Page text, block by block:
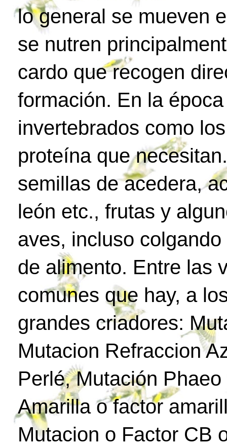
lo general se mueven
se nutren
cardo que recogen
formación. En la
invertebrados como
proteína que
semillas de acedera,
león etc., frutas y
aves, incluso
de alimento. Entre las
comunes que hay, a
grandes criadores:
Mutacion Refraccion
Perlé, Mutación
Amarilla o factor
Mutacion o Factor CB